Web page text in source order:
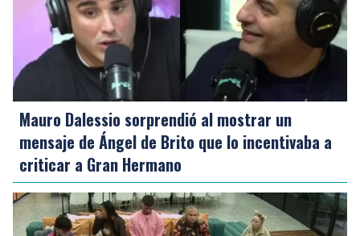
Mauro Dalessio sorprendió al mostrar un
mensaje de Ángel de Brito que lo incentivaba a
criticar a Gran Hermano